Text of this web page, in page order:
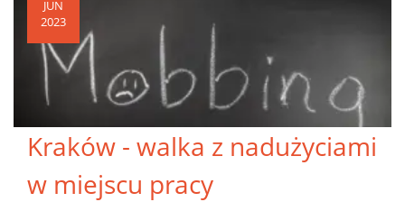
JUN
2023
Kraków - walka z nadużyciami
w miejscu pracy